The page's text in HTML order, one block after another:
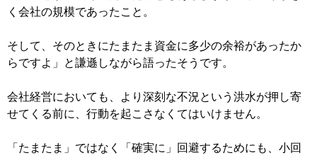
く会社の規模であったこと。
そして、そのときにたまたま資金に多少の余裕があったか
らですよ」と謙遜しながら語ったそうです。
会社経営においても、より深刻な不況という洪水が押し寄
せてくる前に、行動を起こさなくてはいけません。
「たまたま」ではなく「確実に」回避するためにも、小回